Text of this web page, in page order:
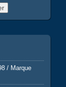
/ Marque